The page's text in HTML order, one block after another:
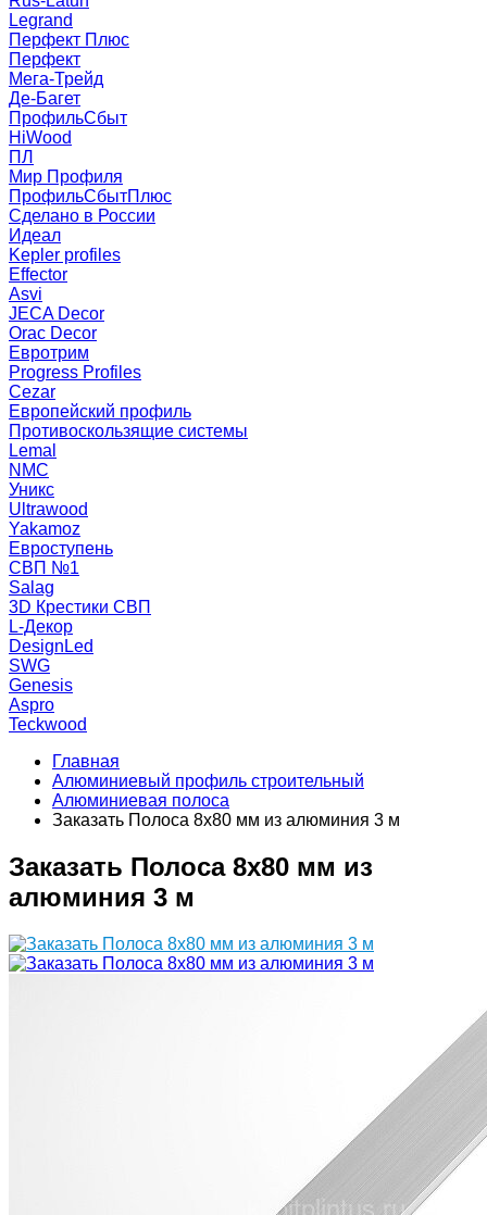
Legrand
Перфект Плюс
Перфект
Мега-Трейд
Де-Багет
ПрофильСбыт
HiWood
ПЛ
Мир Профиля
ПрофильСбытПлюс
Сделано в России
Идеал
Kepler profiles
Effector
Asvi
JECA Decor
Orac Decor
Евротрим
Progress Profiles
Cezar
Европейский профиль
Противоскользящие системы
Lemal
NMC
Уникс
Ultrawood
Yakamoz
Евроступень
СВП №1
Salag
3D Крестики СВП
L-Декор
DesignLed
SWG
Genesis
Aspro
Teckwood
Главная
Алюминиевый профиль строительный
Алюминиевая полоса
Заказать Полоса 8х80 мм из алюминия 3 м
Заказать Полоса 8х80 мм из
алюминия 3 м